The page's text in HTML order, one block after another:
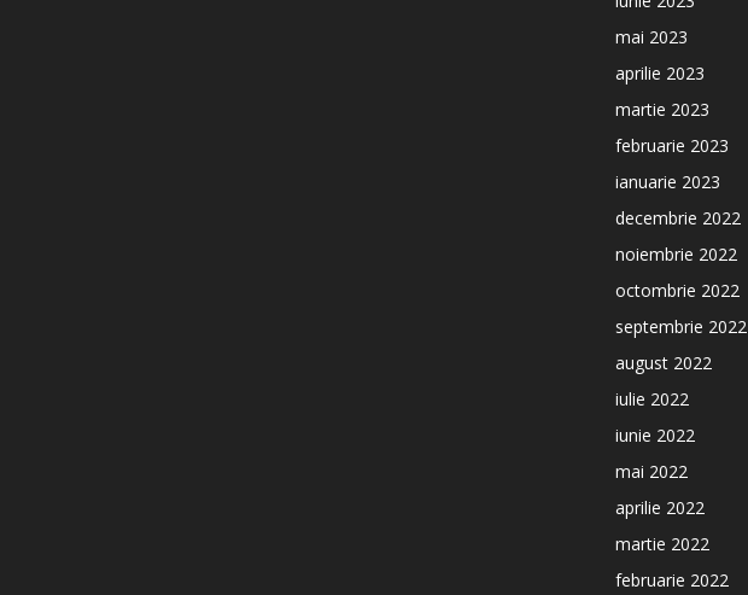
mai 2023
aprilie 2023
martie 2023
februarie 2023
ianuarie 2023
decembrie 2022
noiembrie 2022
octombrie 2022
septembrie 2022
august 2022
iulie 2022
iunie 2022
mai 2022
aprilie 2022
martie 2022
februarie 2022